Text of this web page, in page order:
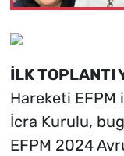
İLK TOPLANTI
Hareketi EFPM
İcra Kurulu,
EFPM 2024